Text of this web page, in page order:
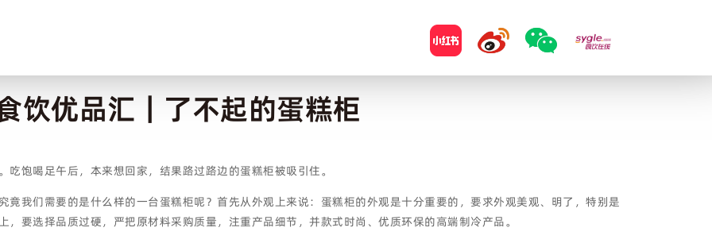
饮优品汇｜了不起的蛋糕柜
饱喝足午后，本来想回家，结果路过路边的蛋糕柜被吸引住。
我们需要的是什么样的一台蛋糕柜呢？首先从外观上来说：蛋糕柜的外观是十分重要的，要求外观美观、明了，特别是
要选择品质过硬，严把原材料采购质量，注重产品细节，并款式时尚、优质环保的高端制冷产品。